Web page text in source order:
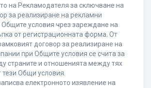
на Рекламодателя за сключване на
за реализиране на рекламни
условия чрез зареждане на
от регистрационната форма. От
договор за реализиране на
при Общите условия се счита за
страните и отношенията между тях
Общи условия.
електронното изявление на